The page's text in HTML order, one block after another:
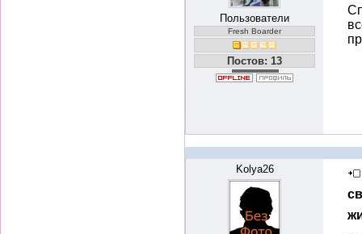
Пользователи
Fresh Boarder
Постов: 13
Kolya26